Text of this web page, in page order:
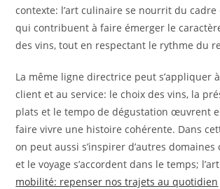
contexte: l’art culinaire se nourrit du cadre
qui contribuent à faire émerger le
des vins, tout en respectant le rythme du
La même ligne directrice peut s’appliquer
client et au service: le choix des vins, la
plats et le tempo de dégustation œuvrent
faire vivre une histoire cohérente. Dans
on peut aussi s’inspirer d’autres domaines
et le voyage s’accordent dans le temps;
mobilité: repenser nos trajets au quotidien